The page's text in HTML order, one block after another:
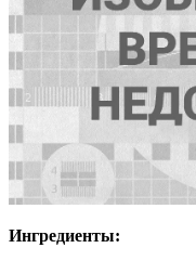
Ингредиенты: